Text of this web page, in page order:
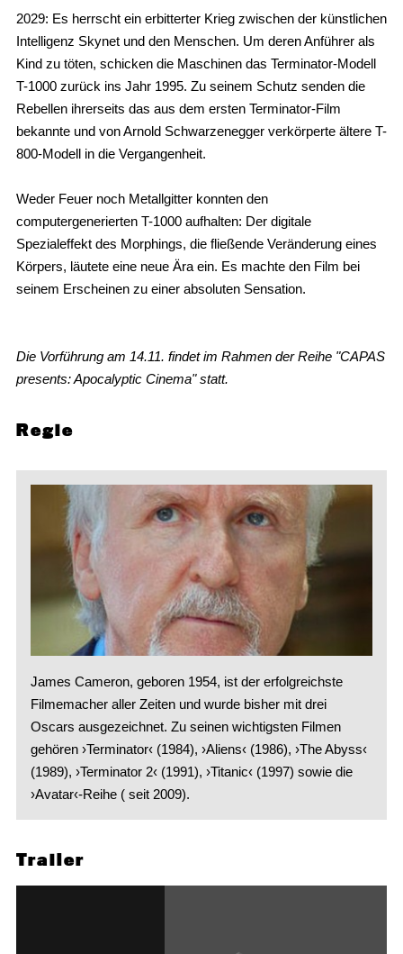
2029: Es herrscht ein erbitterter Krieg zwischen der künstlichen
Intelligenz Skynet und den Menschen. Um deren Anführer als
Kind zu töten, schicken die Maschinen das Terminator-Modell
T-1000 zurück ins Jahr 1995. Zu seinem Schutz senden die
Rebellen ihrerseits das aus dem ersten Terminator-Film
bekannte und von Arnold Schwarzenegger verkörperte ältere T-
800-Modell in die Vergangenheit.
Weder Feuer noch Metallgitter konnten den
computergenerierten T-1000 aufhalten: Der digitale
Spezialeffekt des Morphings, die fließende Veränderung eines
Körpers, läutete eine neue Ära ein. Es machte den Film bei
seinem Erscheinen zu einer absoluten Sensation.
Die Vorführung am 14.11. findet im Rahmen der Reihe "CAPAS
presents: Apocalyptic Cinema" statt.
Regie
James Cameron, geboren 1954, ist der erfolgreichste
Filmemacher aller Zeiten und wurde bisher mit drei
Oscars ausgezeichnet. Zu seinen wichtigsten Filmen
gehören ›Terminator‹ (1984), ›Aliens‹ (1986), ›The Abyss‹
(1989), ›Terminator 2‹ (1991), ›Titanic‹ (1997) sowie die
›Avatar‹-Reihe ( seit 2009).
Trailer